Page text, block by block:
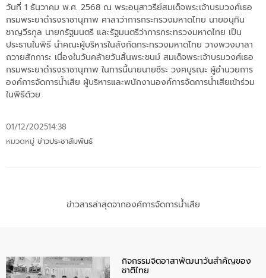
วันที่ 1 ธันวาคม พ.ศ. 2568 ณ พระอนุสาวรีย์สมเด็จพระเจ้าบรมวงศ์เธอ
กรมพระยาดำรงราชานุภาพ ศาลาว่าการกระทรวงมหาดไทย นายอนุทิน
ชาญวีรกูล นายกรัฐมนตรี และรัฐมนตรีว่าการกระทรวงมหาดไทย เป็น
ประธานในพิธี นำคณะผู้บริหารในสังกัดกระทรวงมหาดไทย วางพวงมาลา
ถวายสักการะ เนื่องในวันคล้ายวันสิ้นพระชนม์ สมเด็จพระเจ้าบรมวงศ์เธอ
กรมพระยาดำรงราชานุภาพ ในการนี้นายนายชีระ วงศบูรณะ ผู้อำนวยการ
องค์การจัดการน้ำเสีย ผู้บริหารและพนักงานองค์การจัดการน้ำเสียเข้าร่วม
ในพิธีด้วย
01/12/202514:38
หมวดหมู่ ข่าวประชาสัมพันธ์
ข่าวสารล่าสุดจากองค์การจัดการน้ำเสีย
กิจกรรมจิตอาสาพัฒนาวันสําคัญของ
ชาติไทย